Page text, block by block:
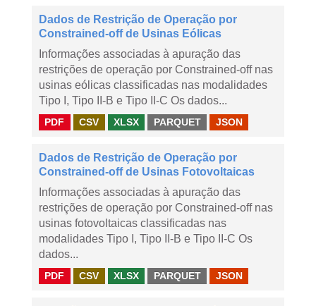
Dados de Restrição de Operação por
Constrained-off de Usinas Eólicas
Informações associadas à apuração das
restrições de operação por Constrained-off nas
usinas eólicas classificadas nas modalidades
Tipo I, Tipo II-B e Tipo II-C Os dados...
PDF CSV XLSX PARQUET JSON
Dados de Restrição de Operação por
Constrained-off de Usinas Fotovoltaicas
Informações associadas à apuração das
restrições de operação por Constrained-off nas
usinas fotovoltaicas classificadas nas
modalidades Tipo I, Tipo II-B e Tipo II-C Os
dados...
PDF CSV XLSX PARQUET JSON